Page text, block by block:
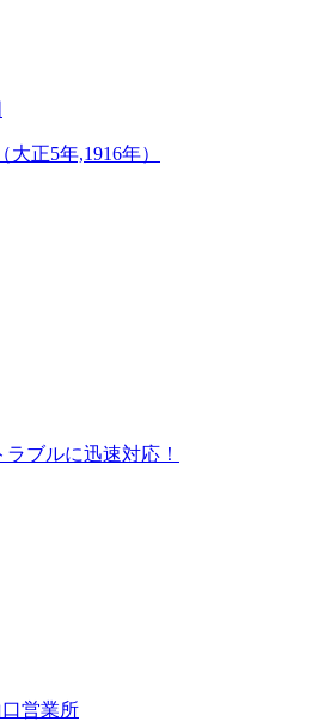
正5年,1916年）
ブルに迅速対応！
営業所